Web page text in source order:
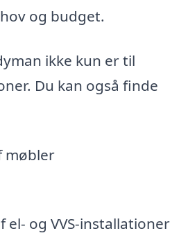
og budget.
ikke kun er til
Du kan også finde
møbler
el- og VVS-installationer